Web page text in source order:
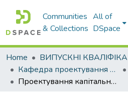
Communities
& Collections
All of
DSpace
Home
Кафедра проектування доріг, геодезії і землеустрою
Проектування капітального ремонту автомобільної дороги загального користування державного значення Н-08 Бориспіль – Дніпро – Запоріжжя (через м. Кременчук) – Маріуполь на ділянці км 346+000 – км 352+000 в Дніпропетровській обл.